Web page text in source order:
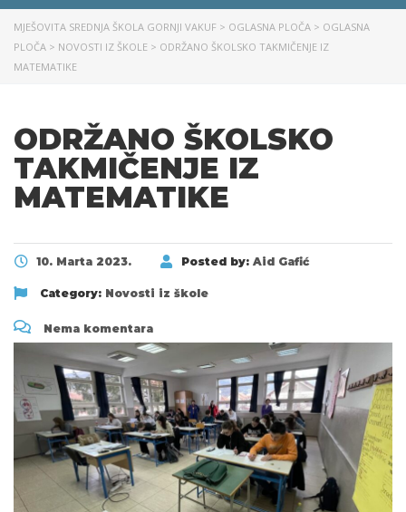
MJEŠOVITA SREDNJA ŠKOLA GORNJI VAKUF > OGLASNA PLOČA > OGLASNA
PLOČA > NOVOSTI IZ ŠKOLE > ODRŽANO ŠKOLSKO TAKMIČENJE IZ
MATEMATIKE
ODRŽANO ŠKOLSKO
TAKMIČENJE IZ
MATEMATIKE
10. Marta 2023. Posted by: Aid Gafić
Category: Novosti iz škole
Nema komentara